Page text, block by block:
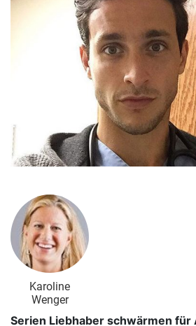
Karoline
Wenger
Serien Liebhaber schwärmen für